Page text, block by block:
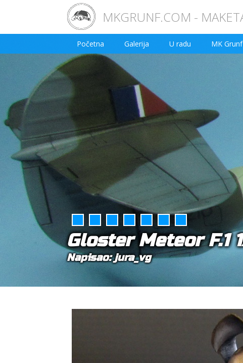
MKGRUNF.COM -
Početna Galerija U radu MK Grunf
Gloster Meteor F.1
Napisao: jura_vg